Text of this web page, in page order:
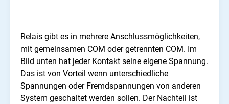
Relais gibt es in mehrere Anschlussmöglichkeiten,
mit gemeinsamen COM oder getrennten COM. Im
Bild unten hat jeder Kontakt seine eigene Spannung.
Das ist von Vorteil wenn unterschiedliche
Spannungen oder Fremdspannungen von anderen
System geschaltet werden sollen. Der Nachteil ist